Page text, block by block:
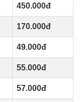
450.000đ
170.000đ
49.000đ
55.000đ
57.000đ